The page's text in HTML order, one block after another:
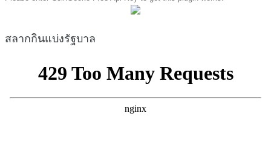
สลากกินแบ่งรัฐบาล